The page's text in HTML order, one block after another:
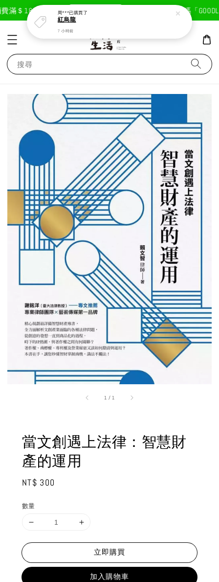
＄1800免運費 現在去購物！ 首次註冊輸入折扣碼「
搜尋
1 / 1
當文創遇上法律：智慧財
產的運用
Regular
NT$ 300
數量
立即購買
加入購物車
周***已購買了
紅烏龍
7 小時前